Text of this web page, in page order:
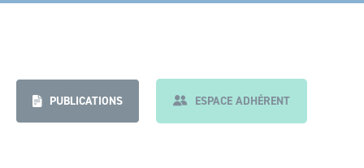
PUBLICATIONS ESPACE ADHÉRENT